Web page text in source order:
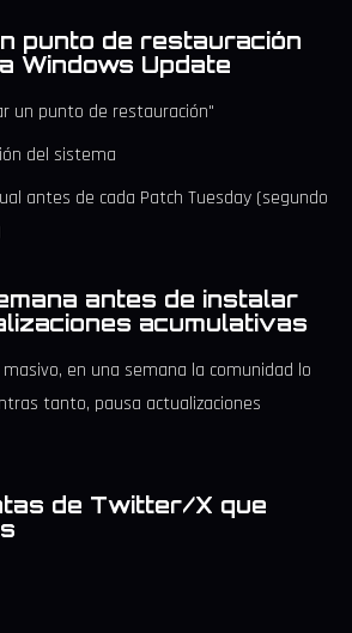
punto de restauración
Windows Update
un punto de restauración"
del sistema
antes de cada Patch Tuesday (segundo
antes de instalar
acumulativas
en una semana la comunidad lo
tanto, pausa actualizaciones
de Twitter/X que